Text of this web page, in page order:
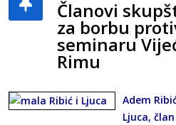
Članovi
za borbu
seminaru
Rimu
Adem
Ljuca,